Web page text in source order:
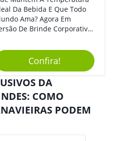
Assinar Documentos E
Com Elegância E
Da Bebida E Que Todo
Ama? Agora Em
De Brinde Corporativo
Marca Com Muito Estilo E
Ainda Mais
À Eventos E Feiras
Exposição.
Confira!
DA
COMO
PODEM